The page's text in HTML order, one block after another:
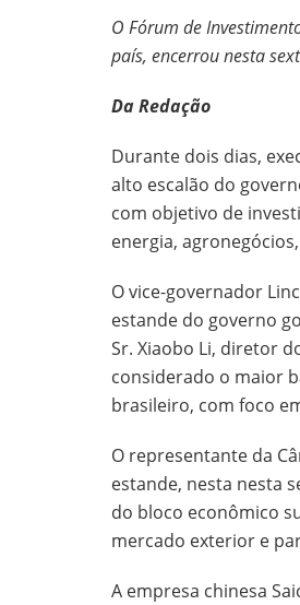
O Fórum de
país, encerrou nesta
Da Redação
Durante dois dias,
alto escalão do
com objetivo de
energia,
O vice-governador
estande do governo
Sr. Xiaobo Li, diretor
considerado o maior
brasileiro, com foco
O representante da
estande, nesta nesta
do bloco econômico
mercado exterior e
A empresa chinesa